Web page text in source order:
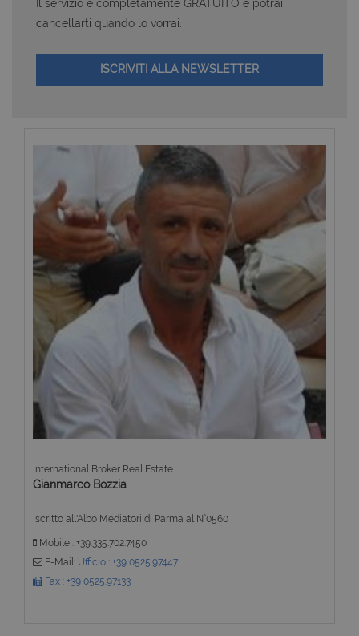
Il servizio è completamente GRATUITO e potrai
cancellarti quando lo vorrai.
ISCRIVITI ALLA NEWSLETTER
International Broker Real Estate
Gianmarco Bozzia
Iscritto all'Albo Mediatori di Parma al N°0560
Mobile : +39.335.702.7450
E-Mail: Ufficio : +39 0525.97447
Fax : +39 0525.97133